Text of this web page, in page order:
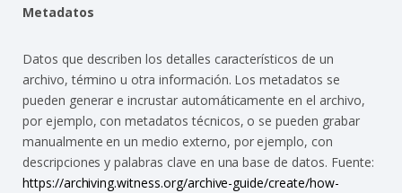
Metadatos
Datos que describen los detalles característicos de un
archivo, término u otra información. Los metadatos se
pueden generar e incrustar automáticamente en el archivo,
por ejemplo, con metadatos técnicos, o se pueden grabar
manualmente en un medio externo, por ejemplo, con
descripciones y palabras clave en una base de datos. Fuente:
https://archiving.witness.org/archive-guide/create/how-